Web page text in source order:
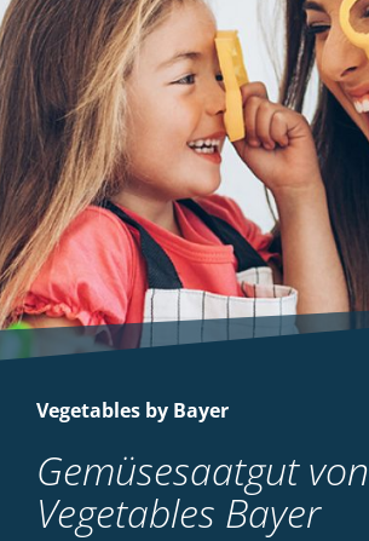
Vegetables by Bayer
Gemüsesaatgut von
Vegetables Bayer